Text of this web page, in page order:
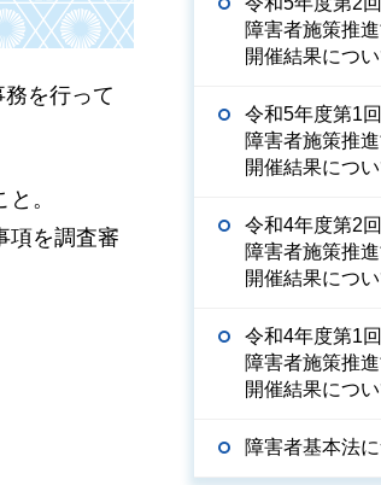
を行って
。
項を調査審
障害者施策推
開催結果につ
令和5年度第1
障害者施策推
開催結果につ
令和4年度第2
障害者施策推
開催結果につ
令和4年度第1
障害者施策推
開催結果につ
障害者基本法